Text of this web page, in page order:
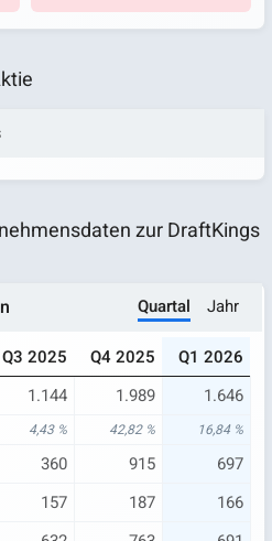
zur DraftKings
Quartal Jahr
Q3 2025 Q4 2025
Q1 2026
1.144 1.989 1.646
4,43 % 42,82 % 16,84 %
360 915
697
157 187
166